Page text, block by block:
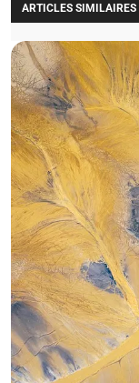
ARTICLES SIMILAIRES